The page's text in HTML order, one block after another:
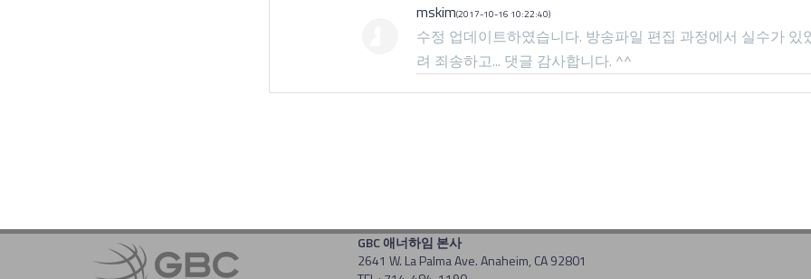
mskim(2017-10-16 10:22:40)
수정 업데이트하였습니다. 방송파일 편집 과정에서 실수가 있
려 죄송하고... 댓글 감사합니다. ^^
GBC 애너하임 본사
2641 W. La Palma Ave. Anaheim, CA 92801